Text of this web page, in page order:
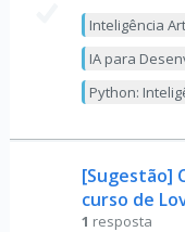
Inteligência
IA para
Python:
[Sugestão]
curso de
1 resposta